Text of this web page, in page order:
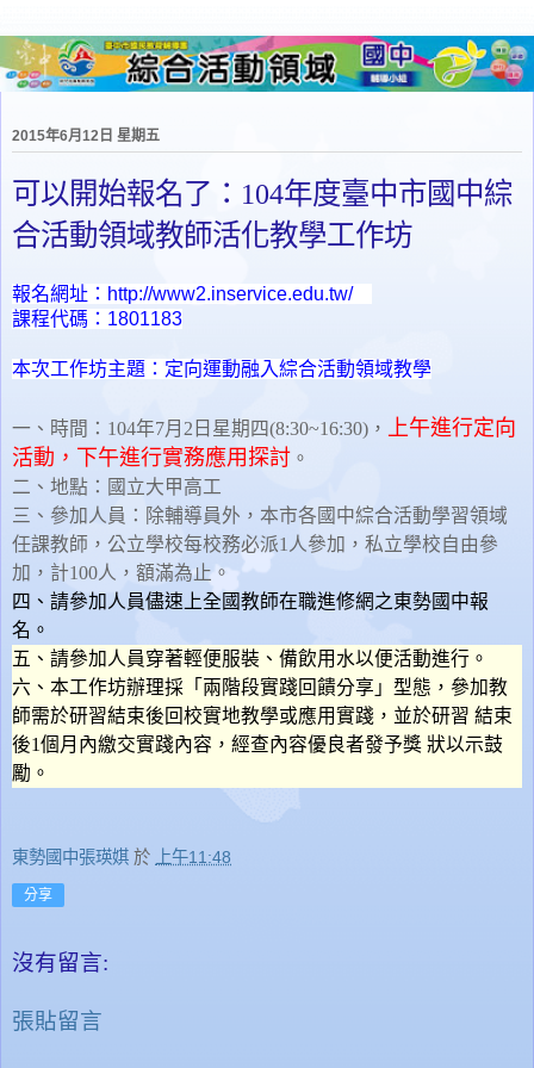
2015年6月12日 星期五
可以開始報名了：104年度臺中市國中綜
合活動領域教師活化教學工作坊
報名網址：http://www2.inservice.edu.tw/
課程代碼：1801183
本次工作坊主題：定向運動融入綜合活動領域教學
一、時間：104年7月2日星期四(8:30~16:30) ，
上午進行定向
活動，下午進行實務應用探討 。
二、地點： 國立大甲高工
三、 參加人員：除輔導員外， 本市各國中綜合活動學習領域
任課教師，公立學校每校務必派1人參加，私立學校自由參
加，計100人，額滿為止。
四、請參加人員儘速 上全國教師在職進修網之東勢國中報
名 。
五、請參加人員穿著輕便服裝、備飲用水以便活動進行。
六、本工作坊辦理採「兩階段實踐回饋分享」型態，參加教
師需於研習結束後回校實地教學或應用實踐，並於研習 結束
後1個月內繳交實踐內容，經查內容優良者發予獎 狀以示鼓
勵。
東勢國中張瑛娸 於 上午11:48
分享
沒有留言:
張貼留言